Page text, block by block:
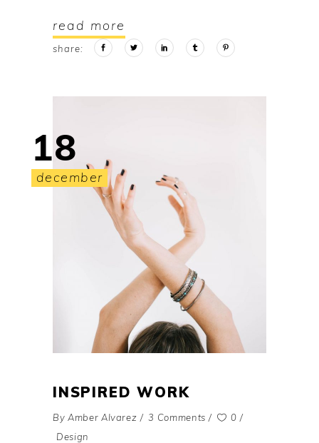
read more
share:
18
december
INSPIRED WORK
By Amber Alvarez 3 Comments
0
Design